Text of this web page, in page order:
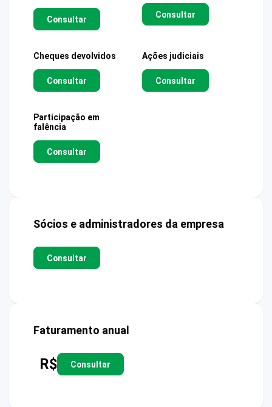
Consultar Consultar
Cheques devolvidos
Consultar
Ações judiciais
Consultar
Participação em
falência
Consultar
Sócios e administradores da empresa
Consultar
Faturamento anual
R$ Consultar